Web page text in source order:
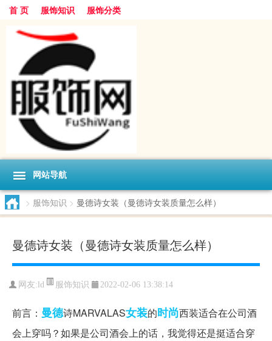
首 页 服饰知识 服饰分类
网站导航
> 服饰知识 > 曼德诗女装（曼德诗女装质量怎么样）
曼德诗女装（曼德诗女装质量怎么样）
网友: ld 服饰知识 2022-02-06 13:38:14
前言： 曼德诗MARVALAS女装的时尚西装适合在公司酒
会上穿吗？如果是公司酒会上的话，我觉得还是挺适合穿